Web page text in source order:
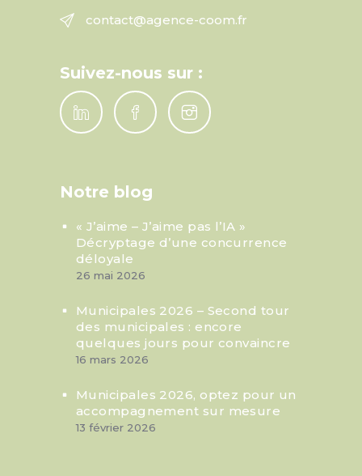
contact@agence-coom.fr
Suivez-nous sur :
Notre blog
« J’aime – J’aime pas l’IA »
Décryptage d’une concurrence
déloyale
26 mai 2026
Municipales 2026 – Second tour
des municipales : encore
quelques jours pour convaincre
16 mars 2026
Municipales 2026, optez pour un
accompagnement sur mesure
13 février 2026